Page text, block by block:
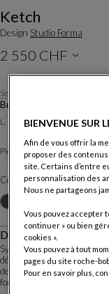
Ketch
Design Studio Forma
2 550 CHF
Serre-livres en option.
Bureau Noyer
L. 175 X H. 153 X P. 50 Cm
Piètement : Pièce
Coloris :Laqué Laiton
Description
Système d'étagères
détails, sa finesse et sa
de composer un tableau
fonctionnel avec ...
BIENVENUE SUR
Afin de vous offrir la
proposer des
site. Certains d’entre
personnalisation des
Nous ne partageons
Vous pouvez accepter
continuer » ou bien
cookies ».
Vous pouvez à tout
pages du site roche-
Pour en savoir plus,